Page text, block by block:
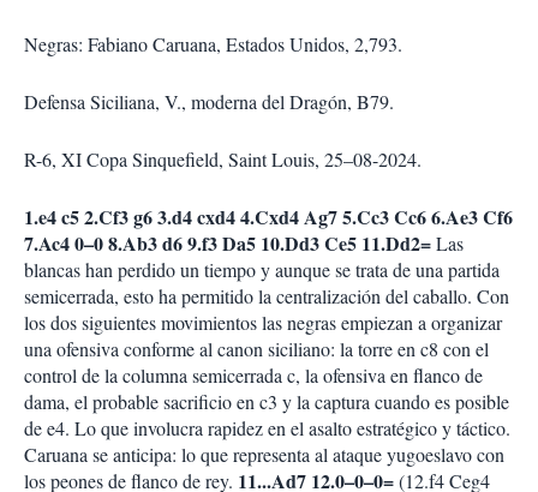
Negras: Fabiano Caruana, Estados Unidos, 2,793.
Defensa Siciliana, V., moderna del Dragón, B79.
R-6, XI Copa Sinquefield, Saint Louis, 25–08-2024.
1.e4 c5 2.Cf3 g6 3.d4 cxd4 4.Cxd4 Ag7 5.Cc3 Cc6 6.Ae3 Cf6
7.Ac4 0–0 8.Ab3 d6 9.f3 Da5 10.Dd3 Ce5 11.Dd2=Las
blancas han perdido un tiempo y aunque se trata de una partida
semicerrada, esto ha permitido la centralización del caballo. Con
los dos siguientes movimientos las negras empiezan a organizar
una ofensiva conforme al canon siciliano: la torre en c8 con el
control de la columna semicerrada c, la ofensiva en flanco de
dama, el probable sacrificio en c3 y la captura cuando es posible
de e4. Lo que involucra rapidez en el asalto estratégico y táctico.
Caruana se anticipa: lo que representa al ataque yugoeslavo con
los peones de flanco de rey. 11...Ad7 12.0–0–0=(12.f4 Ceg4